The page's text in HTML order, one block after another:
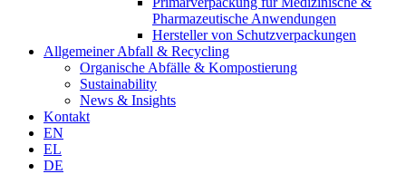
Pharmazeutische Anwendungen
Hersteller von Schutzverpackungen
Allgemeiner Abfall & Recycling
Organische Abfälle & Kompostierung
Sustainability
News & Insights
Kontakt
EN
EL
DE